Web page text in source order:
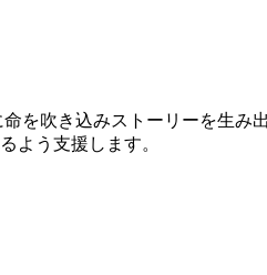
を吹き込みストーリーを生
よう支援します。